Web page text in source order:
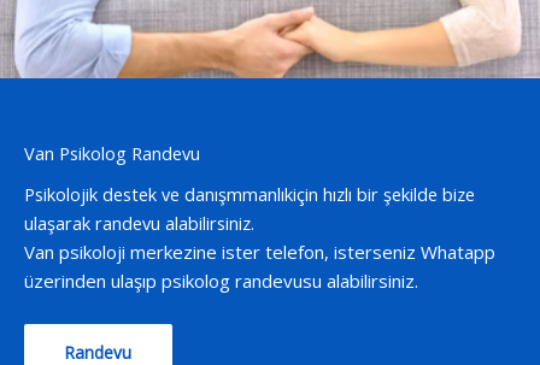
Van Psikolog Randevu
Psikolojik destek ve danışmmanlıkiçin hızlı bir şekilde bize
ulaşarak randevu alabilirsiniz.
Van psikoloji merkezine ister telefon, isterseniz Whatapp
üzerinden ulaşıp psikolog randevusu alabilirsiniz.
Randevu